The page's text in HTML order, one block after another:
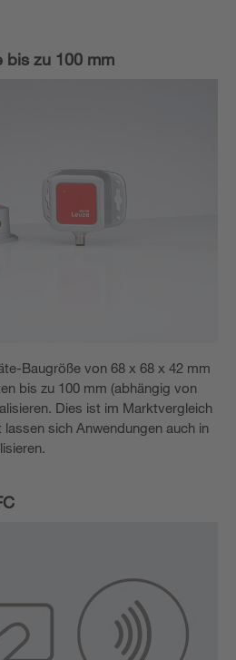
bis zu 100 mm
Baugröße von 68 x 68 x 42 mm
bis zu 100 mm (abhängig von
Dies ist im Marktvergleich
sich Anwendungen auch in